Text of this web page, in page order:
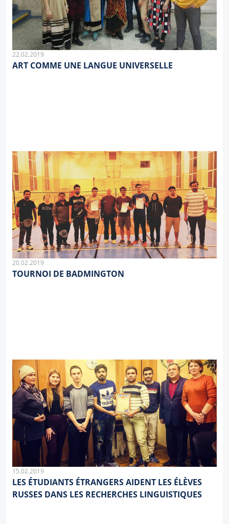
22.02.2019
ART COMME UNE LANGUE UNIVERSELLE
20.02.2019
TOURNOI DE BADMINGTON
15.02.2019
LES ÉTUDIANTS ÉTRANGERS AIDENT LES ÉLÈVES
RUSSES DANS LES RECHERCHES LINGUISTIQUES